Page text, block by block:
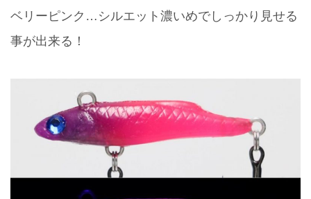
ベリーピンク…シルエット濃いめでしっかり見せる
事が出来る！